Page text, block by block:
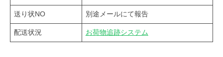
送り状NO 別途メールにて報告
配送状況 お荷物追跡システム